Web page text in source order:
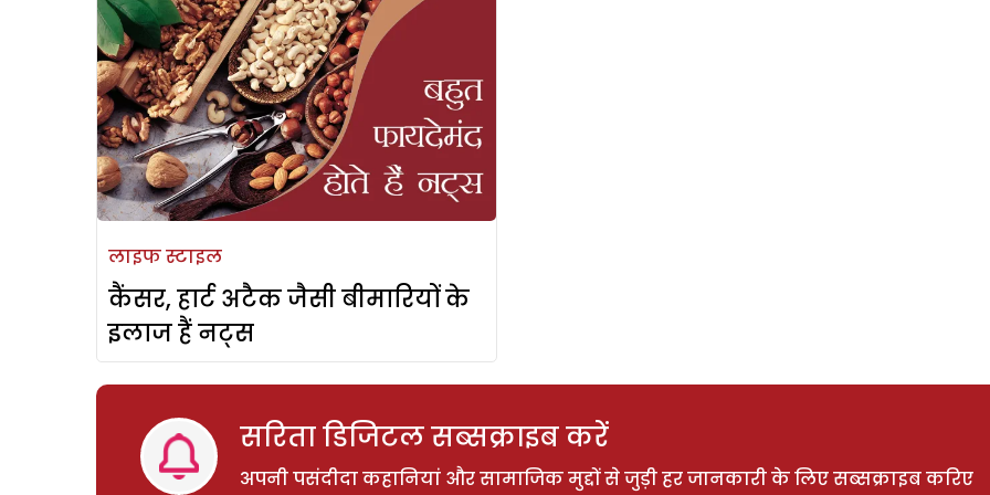
लाइफ स्टाइल
कैंसर, हार्ट अटैक जैसी बीमारियों के
इलाज हैं नट्स
सरिता डिजिटल सब्सक्राइब करें
अपनी पसंदीदा कहानियां और सामाजिक मुद्दों से जुड़ी हर जानकारी के लिए सब्सक्राइब करिए